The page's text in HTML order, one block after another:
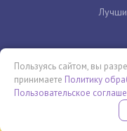
Бесплатная
ПРОВЕДИ ЭТО
Пользуясь сайтом, вы
принимаете Политику
Пользовательское